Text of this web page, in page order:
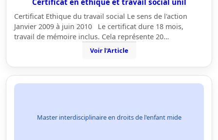
Certificat en éthique et travail social unil
Certificat Ethique du travail social Le sens de l'action
Janvier 2009 à juin 2010 Le certificat dure 18 mois,
travail de mémoire inclus. Cela représente 20…
Voir l'Article
Master interdisciplinaire en droits de l'enfant mide